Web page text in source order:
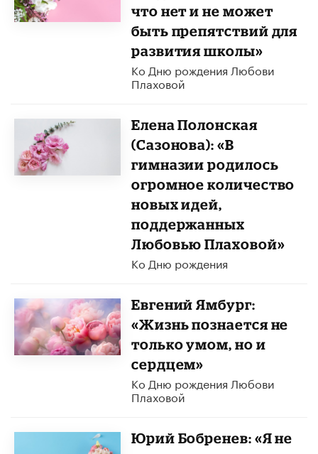
что нет и не может
быть препятствий для
развития школы»
Ко Дню рождения Любови
Плаховой
Елена Полонская
(Сазонова): «В
гимназии родилось
огромное количество
новых идей,
поддержанных
Любовью Плаховой»
Ко Дню рождения
Евгений Ямбург:
«Жизнь познается не
только умом, но и
сердцем»
Ко Дню рождения Любови
Плаховой
Юрий Бобренев: «Я не